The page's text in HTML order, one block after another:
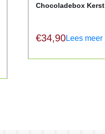
Chocoladebox Kerst
€34,90Lees meer